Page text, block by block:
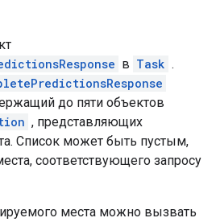
в Task .
до пяти объектов
, представляющих
Список может быть пустым,
соответствующего запросу
места можно вызвать